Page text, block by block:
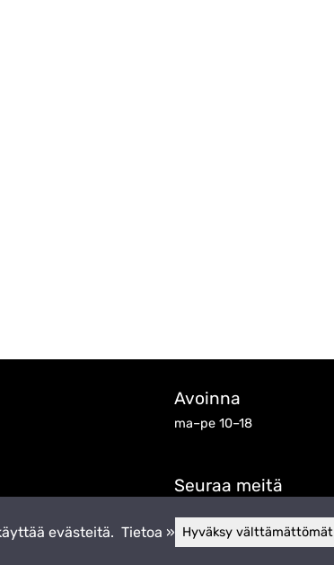
Avoinna
ma–pe 10–18
Seuraa meitä
evästeitä. Tietoa » Hyväksy välttämättömät